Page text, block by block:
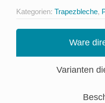
Kategorien: Trapezbleche,
Ware
Varianten